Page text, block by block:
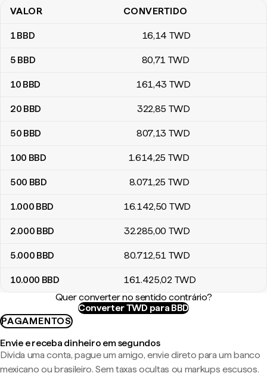
Tabela de conversão de Dólares barbadenses para Novos
VALOR CONVERTIDO
1BBD 16,14 TWD
5 BBD 80,71 TWD
10 BBD 161,43 TWD
20 BBD 322,85 TWD
50 BBD 807,13 TWD
100 BBD 1.614,25 TWD
500 BBD 8.071,25 TWD
1.000 BBD 16.142,50 TWD
2.000 BBD 32.285,00 TWD
5.000 BBD 80.712,51 TWD
10.000 BBD 161.425,02 TWD
Quer converter no sentido contrário?
Converter TWD para BBD
PAGAMENTOS
Envie e receba dinheiro em segundos
Divida uma conta, pague um amigo, envie direto para um banco
mexicano ou brasileiro. Sem taxas ocultas ou markups escusos.